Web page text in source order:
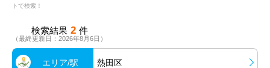
トで検索！
検索結果 2 件
（最終更新日：2026年8月6日）
エリア/駅 熱田区